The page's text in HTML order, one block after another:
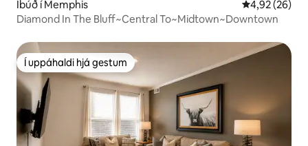
Íbúð í Memphis 4,92 af 5 í
4,92 (26)
Diamond In The Bluff~Central To~Midtown~Downtown
Í uppáhaldi hjá gestum
Í uppáhaldi hjá gestum